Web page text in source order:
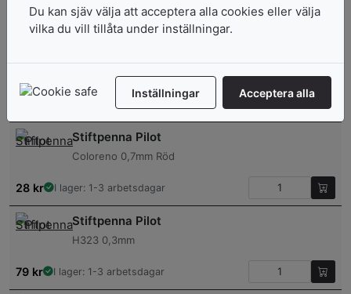
79kr I lager: 1-3 arbetsdagar
I lager: 1-3 arbetsdagar
Stiftpenna Pilot
Coloreno 0,7mm Röd
28 kr I lager: 1-3 arbetsdagar
Stiftpenna Pilot
H323 0,3mm
79 kr I lager: 1-3 arbetsdagar
Du kan sjäv välja att acceptera alla cookies eller välja
vilka du vill tillåta under inställningar.
Inställningar Acceptera alla